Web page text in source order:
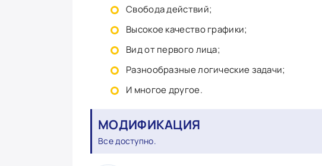
Свобода действий;
Высокое качество графики;
Вид от первого лица;
Разнообразные логические задачи;
И многое другое.
МОДИФИКАЦИЯ
Все доступно.